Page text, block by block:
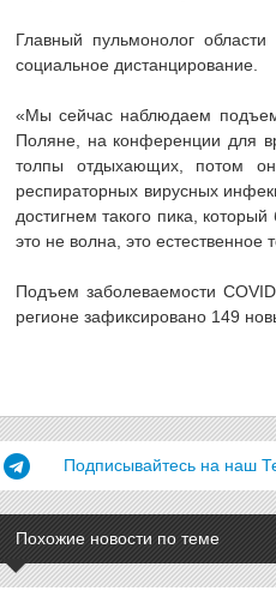
Главный пульмонолог
социальное дистанцирование.
«Мы сейчас наблюдаем
Поляне, на конференции для
толпы отдыхающих, потом
респираторных вирусных
достигнем такого пика,
это не волна, это естественное
Подъем заболеваемости
регионе зафиксировано 149
Подписывайтесь на наш
Похожие новости по теме